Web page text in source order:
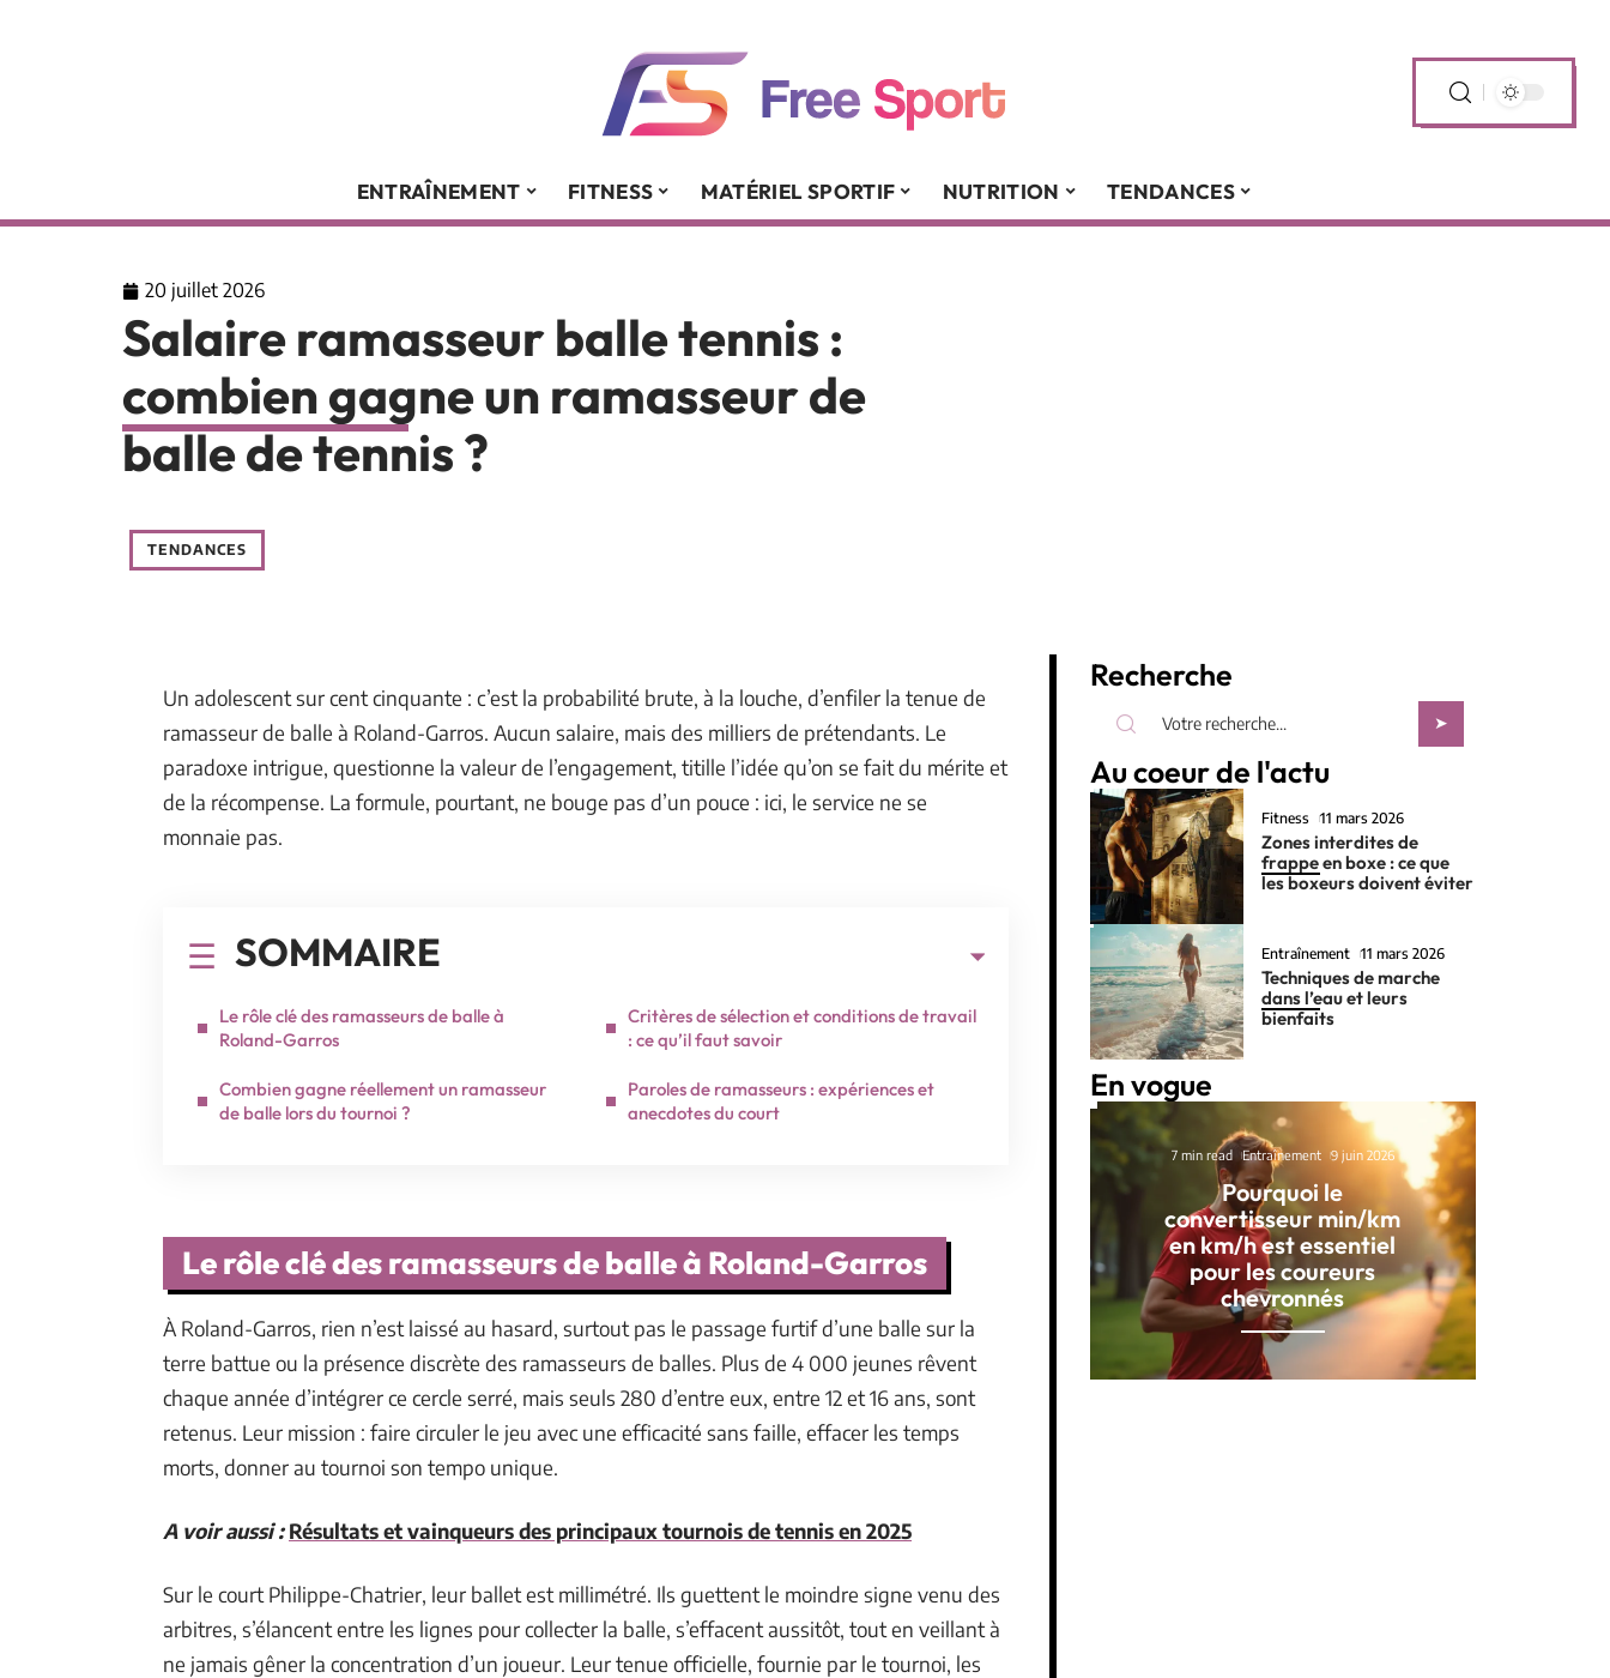
ENTRAÎNEMENT FITNESS MATÉRIEL SPORTIF NUTRITION TENDANCES
20 juillet 2026
Salaire ramasseur balle tennis :
combien gagne un ramasseur de
balle de tennis ?
TENDANCES
Un adolescent sur cent cinquante : c’est la probabilité brute, à la louche, d’enfiler la tenue de
ramasseur de balle à Roland-Garros. Aucun salaire, mais des milliers de prétendants. Le
paradoxe intrigue, questionne la valeur de l’engagement, titille l’idée qu’on se fait du mérite et
de la récompense. La formule, pourtant, ne bouge pas d’un pouce : ici, le service ne se
monnaie pas.
SOMMAIRE
Le rôle clé des ramasseurs de balle à
Roland-Garros
Combien gagne réellement un ramasseur
de balle lors du tournoi ?
Critères de sélection et conditions de travail
: ce qu’il faut savoir
Paroles de ramasseurs : expériences et
anecdotes du court
Le rôle clé des ramasseurs de balle à Roland-Garros
À Roland-Garros, rien n’est laissé au hasard, surtout pas le passage furtif d’une balle sur la
terre battue ou la présence discrète des ramasseurs de balles. Plus de 4 000 jeunes rêvent
chaque année d’intégrer ce cercle serré, mais seuls 280 d’entre eux, entre 12 et 16 ans, sont
retenus. Leur mission : faire circuler le jeu avec une efficacité sans faille, effacer les temps
morts, donner au tournoi son tempo unique.
A voir aussi : Résultats et vainqueurs des principaux tournois de tennis en 2025
Sur le court Philippe-Chatrier, leur ballet est millimétré. Ils guettent le moindre signe venu des
arbitres, s’élancent entre les lignes pour collecter la balle, s’effacent aussitôt, tout en veillant à
ne jamais gêner la concentration d’un joueur. Leur tenue officielle, fournie par le tournoi, les
Recherche
Au coeur de l'actu
Fitness 11 mars 2026
Zones interdites de
frappe en boxe : ce que
les boxeurs doivent éviter
Entraînement 11 mars 2026
Techniques de marche
dans l’eau et leurs
bienfaits
En vogue
7 min read Entraînement 9 juin 2026
Pourquoi le
convertisseur min/km
en km/h est essentiel
pour les coureurs
chevronnés